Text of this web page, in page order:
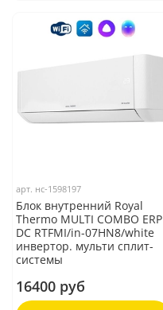
арт. нс-1598197
Блок внутренний Royal
Thermo MULTI COMBO ERP
DC RTFMI/in-07HN8/white
инвертор. мульти сплит-
системы
16400 руб